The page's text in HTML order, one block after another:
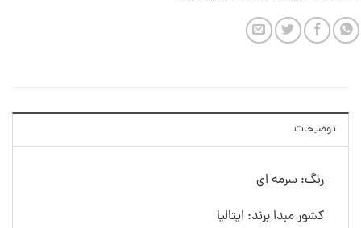
توضیحات
رنگ: سرمه ای
کشور مبدا برند: ایتالیا